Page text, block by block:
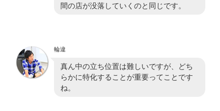
間の店が没落していくのと同じです。
輪違
真ん中の立ち位置は難しいですが、どち
らかに特化することが重要ってことです
ね。